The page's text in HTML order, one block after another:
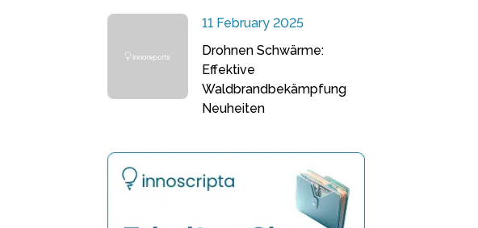
11 February 2025
Drohnen Schwärme:
Effektive
Waldbrandbekämpfung
Neuheiten